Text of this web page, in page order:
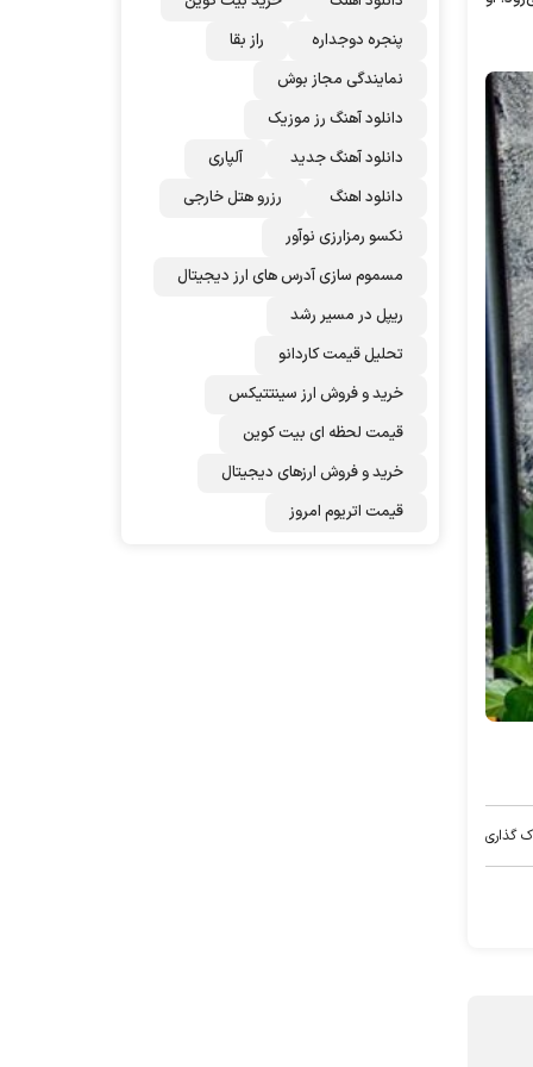
گذاری
پنجره دوجداره
راز بقا
نمایندگی مجاز بوش
دانلود آهنگ رز‌ موزیک
دانلود آهنگ جدید
آلپاری
دانلود اهنگ
رزرو هتل خارجی
نکسو رمزارزی نوآور
مسموم سازی آدرس های ارز دیجیتال
ریپل در مسیر رشد
تحلیل قیمت کاردانو
خرید و فروش ارز سینتتیکس
قیمت لحظه ای بیت کوین
خرید و فروش ارزهای دیجیتال
قیمت اتریوم امروز